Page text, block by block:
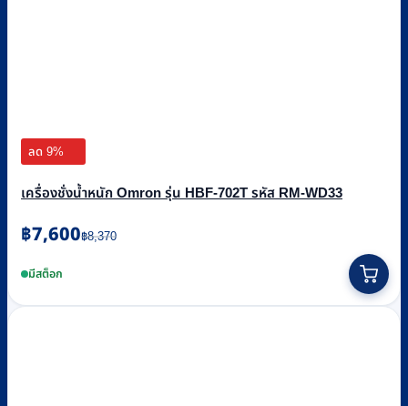
ลด 9%
เครื่องชั่งน้ำหนัก Omron รุ่น HBF-702T รหัส RM-WD33
฿8,370
Original
price
was:
฿7,600
Current
price
is:มีสต็อก